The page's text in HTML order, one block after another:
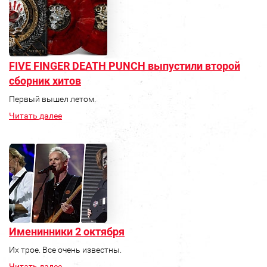
FIVE FINGER DEATH PUNCH выпустили второй
сборник хитов
Первый вышел летом.
Читать далее
Именинники 2 октября
Их трое. Все очень известны.